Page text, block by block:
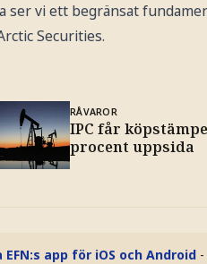
ser vi ett begränsat
Securities.
RÅVAROR
IPC får
procent uppsida
EFN:s app för iOS och Android